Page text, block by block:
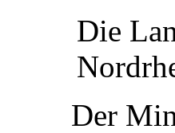
Die
Der